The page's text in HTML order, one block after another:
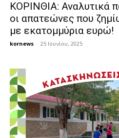
ΚΟΡΙΝΘΙΑ: Αναλυτικά
οι απατεώνες που
με εκατομμύρια ευρώ!
kornews - 25 Ιουνίου, 2025